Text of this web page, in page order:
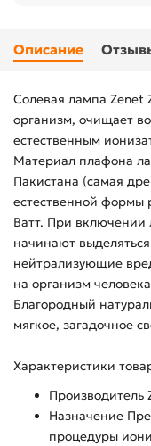
Описание
Солевая лампа Zenet
организм, очищает
естественным
Материал плафона
Пакистана (самая
естественной формы
Ватт. При включении
начинают
нейтрализующие
на организм
Благородный
мягкое, загадочное
Характеристики
Производитель
Назначение
процедуры